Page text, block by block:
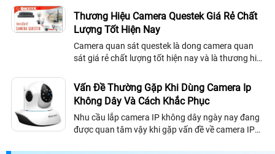
Thương Hiệu Camera Questek Giá Rẻ Chất
Lượng Tốt Hiện Nay
Camera quan sát questek là dong camera quan
sát giá rẻ chất lượng tốt hiện nay và là thương hiệu
Loan, sau 30 năm thành lập và...
Vấn Đề Thường Gặp Khi Dùng Camera Ip
Không Dây Và Cách Khắc Phục
Nhu cầu lắp camera IP không dây ngày nay đang
được quan tâm vậy khi gặp vấn đề về camera IP